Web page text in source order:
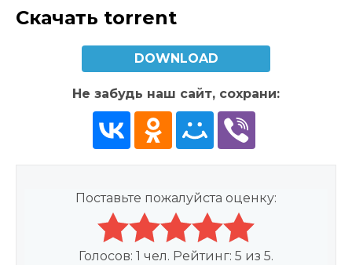
Скачать torrent
DOWNLOAD
Не забудь наш сайт, сохрани:
Поставьте пожалуйста оценку:
Голосов: 1 чел. Рейтинг: 5 из 5.